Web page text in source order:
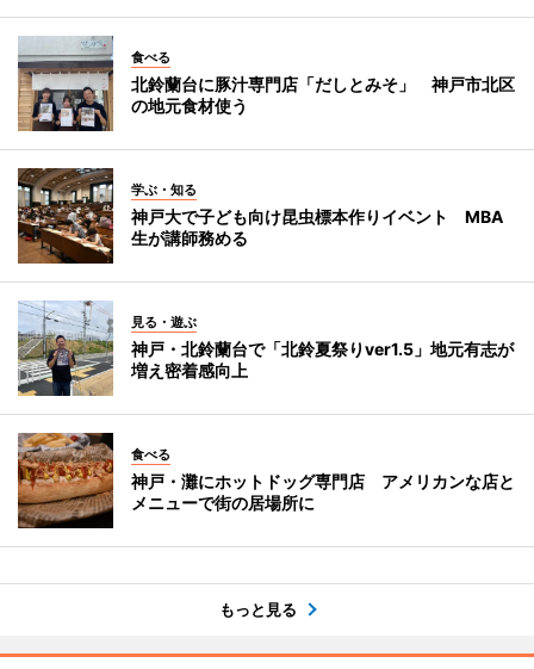
食べる
北鈴蘭台に豚汁専門店「だしとみそ」 神戸市北区
の地元食材使う
学ぶ・知る
神戸大で子ども向け昆虫標本作りイベント MBA
生が講師務める
見る・遊ぶ
神戸・北鈴蘭台で「北鈴夏祭りver1.5」地元有志が
増え密着感向上
食べる
神戸・灘にホットドッグ専門店 アメリカンな店と
メニューで街の居場所に
もっと見る